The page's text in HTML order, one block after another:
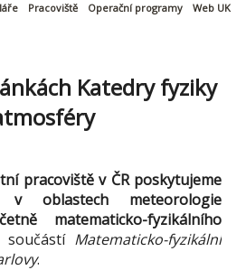
Pracoviště Operační programy Web UK
Katedry fyziky
pracoviště v ČR poskytujeme
v oblastech meteorologie
matematicko-fyzikálního
Matematicko-fyzikální
.